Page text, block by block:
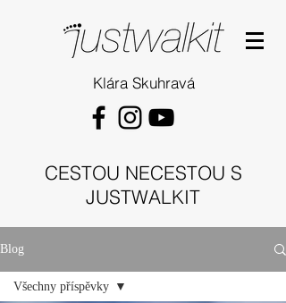
Klára Skuhravá
CESTOU NECESTOU S
JUSTWALKIT
Blog
Všechny příspěvky